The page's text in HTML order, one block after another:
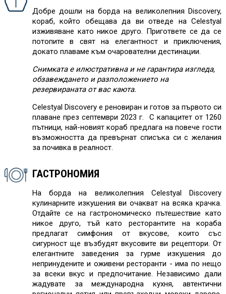
Добре дошли на борда на великолепния Discovery,
кораб, който обещава да ви отведе на Celestyal
изживяване като никое друго. Пригответе се да се
потопите в свят на елегантност и приключения,
докато плаваме към очарователни дестинации.
Снимката е илюстративна и не гарантира изгледа,
обзавеждането и разположението на
резервираната от вас каюта.
Celestyal Discovery е реновиран и готов за първото си
плаване през септември 2023 г. С капацитет от 1260
пътници, най-новият кораб предлага на повече гости
възможността да превърнат списъка си с желания
за почивка в реалност.
ГАСТРОНОМИЯ
На борда на великолепния Celestyal Discovery
кулинарните изкушения ви очакват на всяка крачка.
Отдайте се на гастрономическо пътешествие като
никое друго, тъй като ресторантите на кораба
предлагат симфония от вкусове, които със
сигурност ще възбудят вкусовите ви рецептори. От
елегантните заведения за гурме изкушения до
непринудените и оживени ресторанти - има по нещо
за всеки вкус и предпочитание. Независимо дали
жадувате за международна кухня, автентични